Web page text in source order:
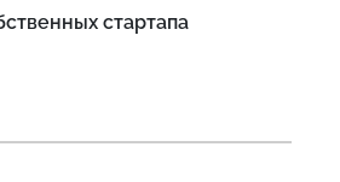
стартапа